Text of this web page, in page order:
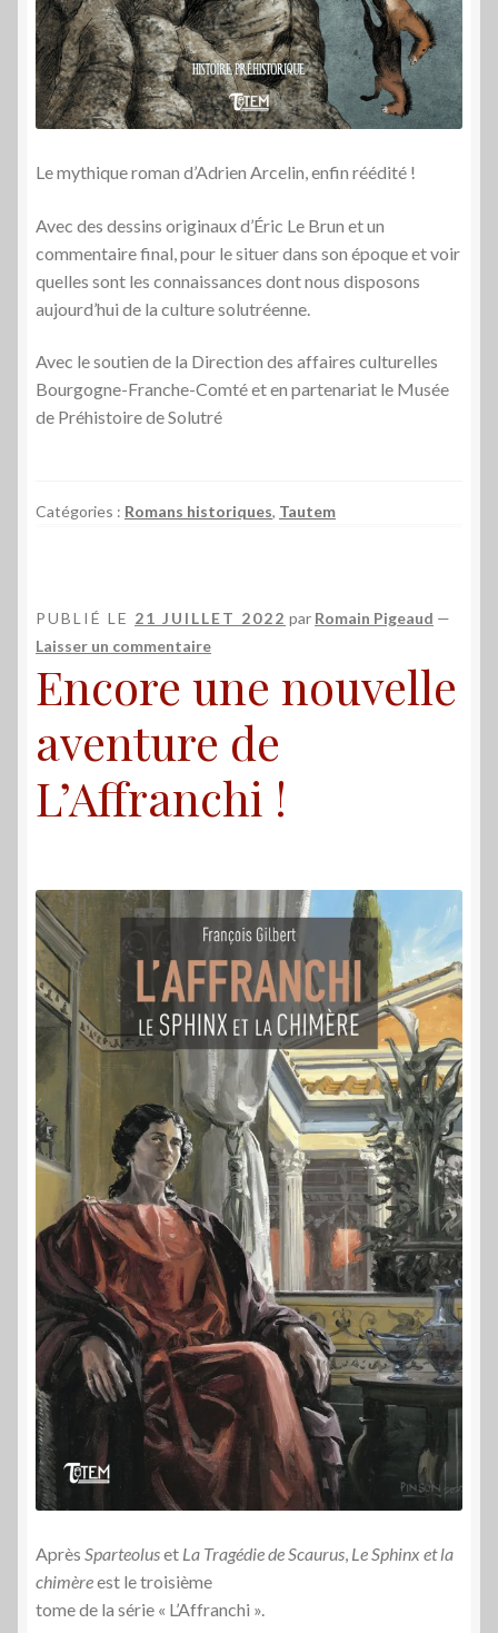
Le mythique roman d’Adrien Arcelin, enfin réédité !
Avec des dessins originaux d’Éric Le Brun et un
commentaire final, pour le situer dans son époque et voir
quelles sont les connaissances dont nous disposons
aujourd’hui de la culture solutréenne.
Avec le soutien de la Direction des affaires culturelles
Bourgogne-Franche-Comté et en partenariat le Musée
de Préhistoire de Solutré
Catégories : Romans historiques, Tautem
PUBLIÉ LE 21 JUILLET 2022 par Romain Pigeaud —
Laisser un commentaire
Encore une nouvelle
aventure de
L’Affranchi !
Après Sparteoluset La Tragédie de Scaurus Le Sphinx et la
chimèreest le troisième
tome de la série « L’Affranchi ».